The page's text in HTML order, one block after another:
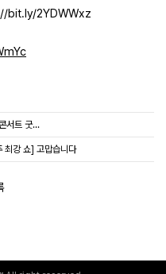
bit.ly/2YDWWxz
서트 굿...
최강 쇼] 고맙습니다